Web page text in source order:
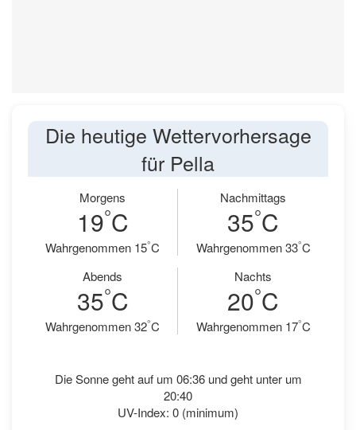
Die heutige Wettervorhersage
für Pella
Morgens
19°C
Wahrgenommen 15°C
Nachmittags
35°C
Wahrgenommen 33°C
Abends
35°C
Wahrgenommen 32°C
Nachts
20°C
Wahrgenommen 17°C
Die Sonne geht auf um 06:36 und geht unter um
20:40
UV-Index: 0 (minimum)